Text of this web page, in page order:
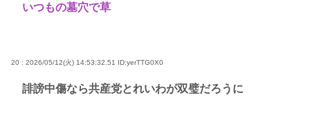
いつもの墓穴で草
20 : 2026/05/12(火) 14:53:32.51 ID:yerTTG0X0
誹謗中傷なら共産党とれいわが双璧だろうに